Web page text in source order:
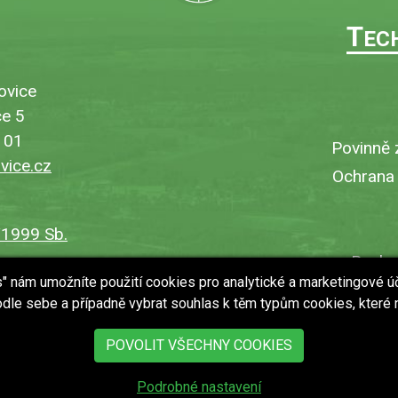
5
Sb.
T
Povinně
umožníte použití cookies pro analytické a marketingové
sebe a případně vybrat souhlas k těm typům cookies, které
POVOLIT VŠECHNY COOKIES
Podrobné nastavení